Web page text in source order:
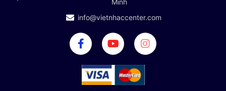
Minh
info@vietnhaccenter.com